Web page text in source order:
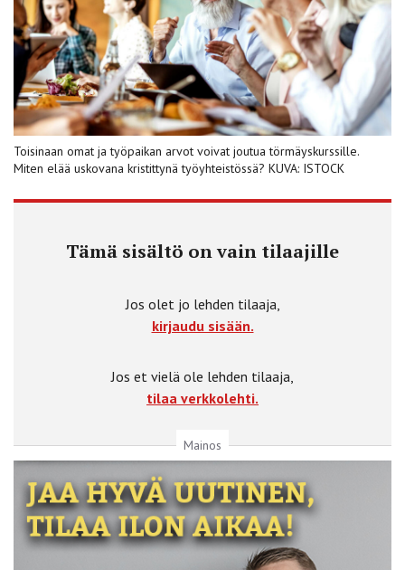
Toisinaan omat ja työpaikan arvot voivat joutua törmäyskurssille.
Miten elää uskovana kristittynä työyhteistössä? KUVA: ISTOCK
Tämä sisältö on vain tilaajille
Jos olet jo lehden tilaaja,
kirjaudu sisään.
Jos et vielä ole lehden tilaaja,
tilaa verkkolehti.
Mainos